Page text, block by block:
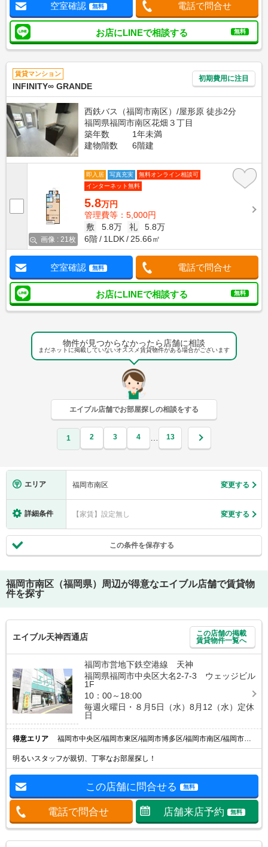
空室確認 無料 電話で問合せ
お店にLINEで相談する 無料
賃貸マンション
INFINITY∞ GRANDE
初期費用に注目
西鉄バス（福岡市南区）/屋形原 徒歩2分
福岡県福岡市南区花畑３丁目
築年数
1年未満
建物階数
6階建
画像 : 21枚
即入居 写真充実
無料オンライン相談可
インターネット無料
5.8万円
管理費等：5,000円
敷
5.8万 礼
5.8万
6階
1LDK 25.66㎡
空室確認 無料 電話で問合せ
お店にLINEで相談する 無料
物件が見つからなかったら店舗に相談
まだネットに掲載していないオススメ賃貸物件がある場合がございます
エイブル店舗でお部屋探しの相談をする
1 2 3 4 … 13
エリア 福岡市南区 変更する
詳細条件 【家賃】設定無し 変更する
この条件を保存する
福岡市南区（福岡県）
周辺が得意なエイブル店舗で賃貸物
件を探す
エイブル天神西通店
この店舗の掲載
賃貸物件一覧へ
福岡市営地下鉄空港線 天神
福岡県福岡市中央区大名2-7-3 ウェッジビル
1F
10：00～18:00
毎週火曜日・８月5日（水）8月12（水）定休
日
得意エリア 福岡市中央区/福岡市東区/福岡市博多区/福岡市南区/福岡市西区
明るいスタッフが親切、丁寧なお部屋探し！
この店舗に問合せる 無料
電話で問合せ 店舗来店予約 無料